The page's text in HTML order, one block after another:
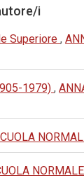
i
Superiore ,
1979) ,